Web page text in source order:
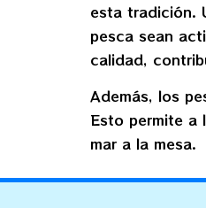
esta tradición.
pesca sean
calidad,
Además, los
Esto permite a
mar a la mesa.